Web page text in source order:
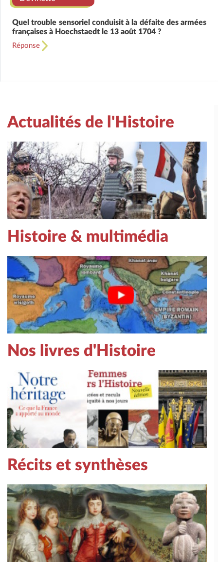
Quel trouble sensoriel conduisit à la défaite des armées
françaises à Hoechstaedt le 13 août 1704 ?
Réponse
Actualités de l'Histoire
Histoire & multimédia
Nos livres d'Histoire
Récits et synthèses